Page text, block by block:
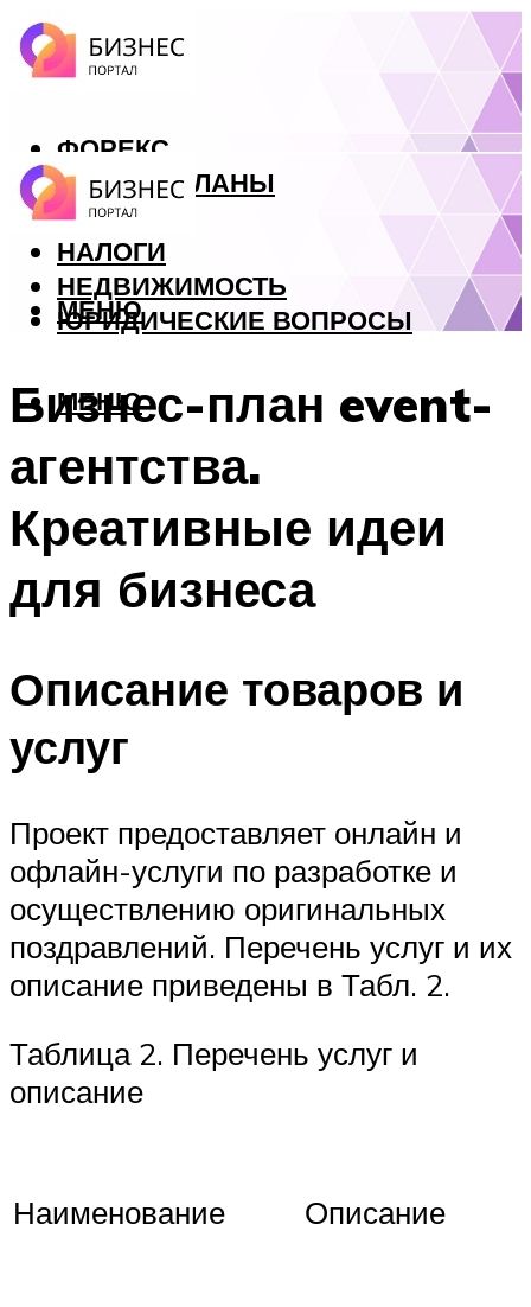
ФОРЕКС
БИЗНЕС ПЛАНЫ
КРЕДИТЫ
НАЛОГИ
НЕДВИЖИМОСТЬ
ЮРИДИЧЕСКИЕ ВОПРОСЫ
МЕНЮ
МЕНЮ
Бизнес-план event-
агентства.
Креативные идеи
для бизнеса
Описание товаров и
услуг
Проект предоставляет онлайн и
офлайн-услуги по разработке и
осуществлению оригинальных
поздравлений. Перечень услуг и их
описание приведены в Табл. 2.
Таблица 2. Перечень услуг и
описание
Наименование Описание